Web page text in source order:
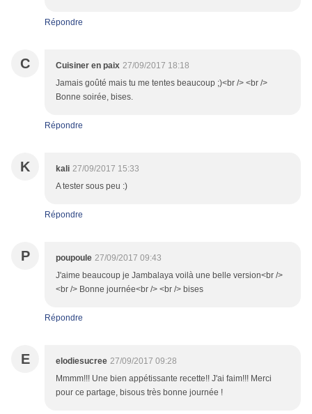
Répondre
C Cuisiner en paix 27/09/2017 18:18
Jamais goûté mais tu me tentes beaucoup ;)<br /> <br />
Bonne soirée, bises.
Répondre
K kali 27/09/2017 15:33
A tester sous peu :)
Répondre
P poupoule 27/09/2017 09:43
J'aime beaucoup je Jambalaya voilà une belle version<br />
<br /> Bonne journée<br /> <br /> bises
Répondre
E elodiesucree 27/09/2017 09:28
Mmmm!!! Une bien appétissante recette!! J'ai faim!!! Merci
pour ce partage, bisous très bonne journée !